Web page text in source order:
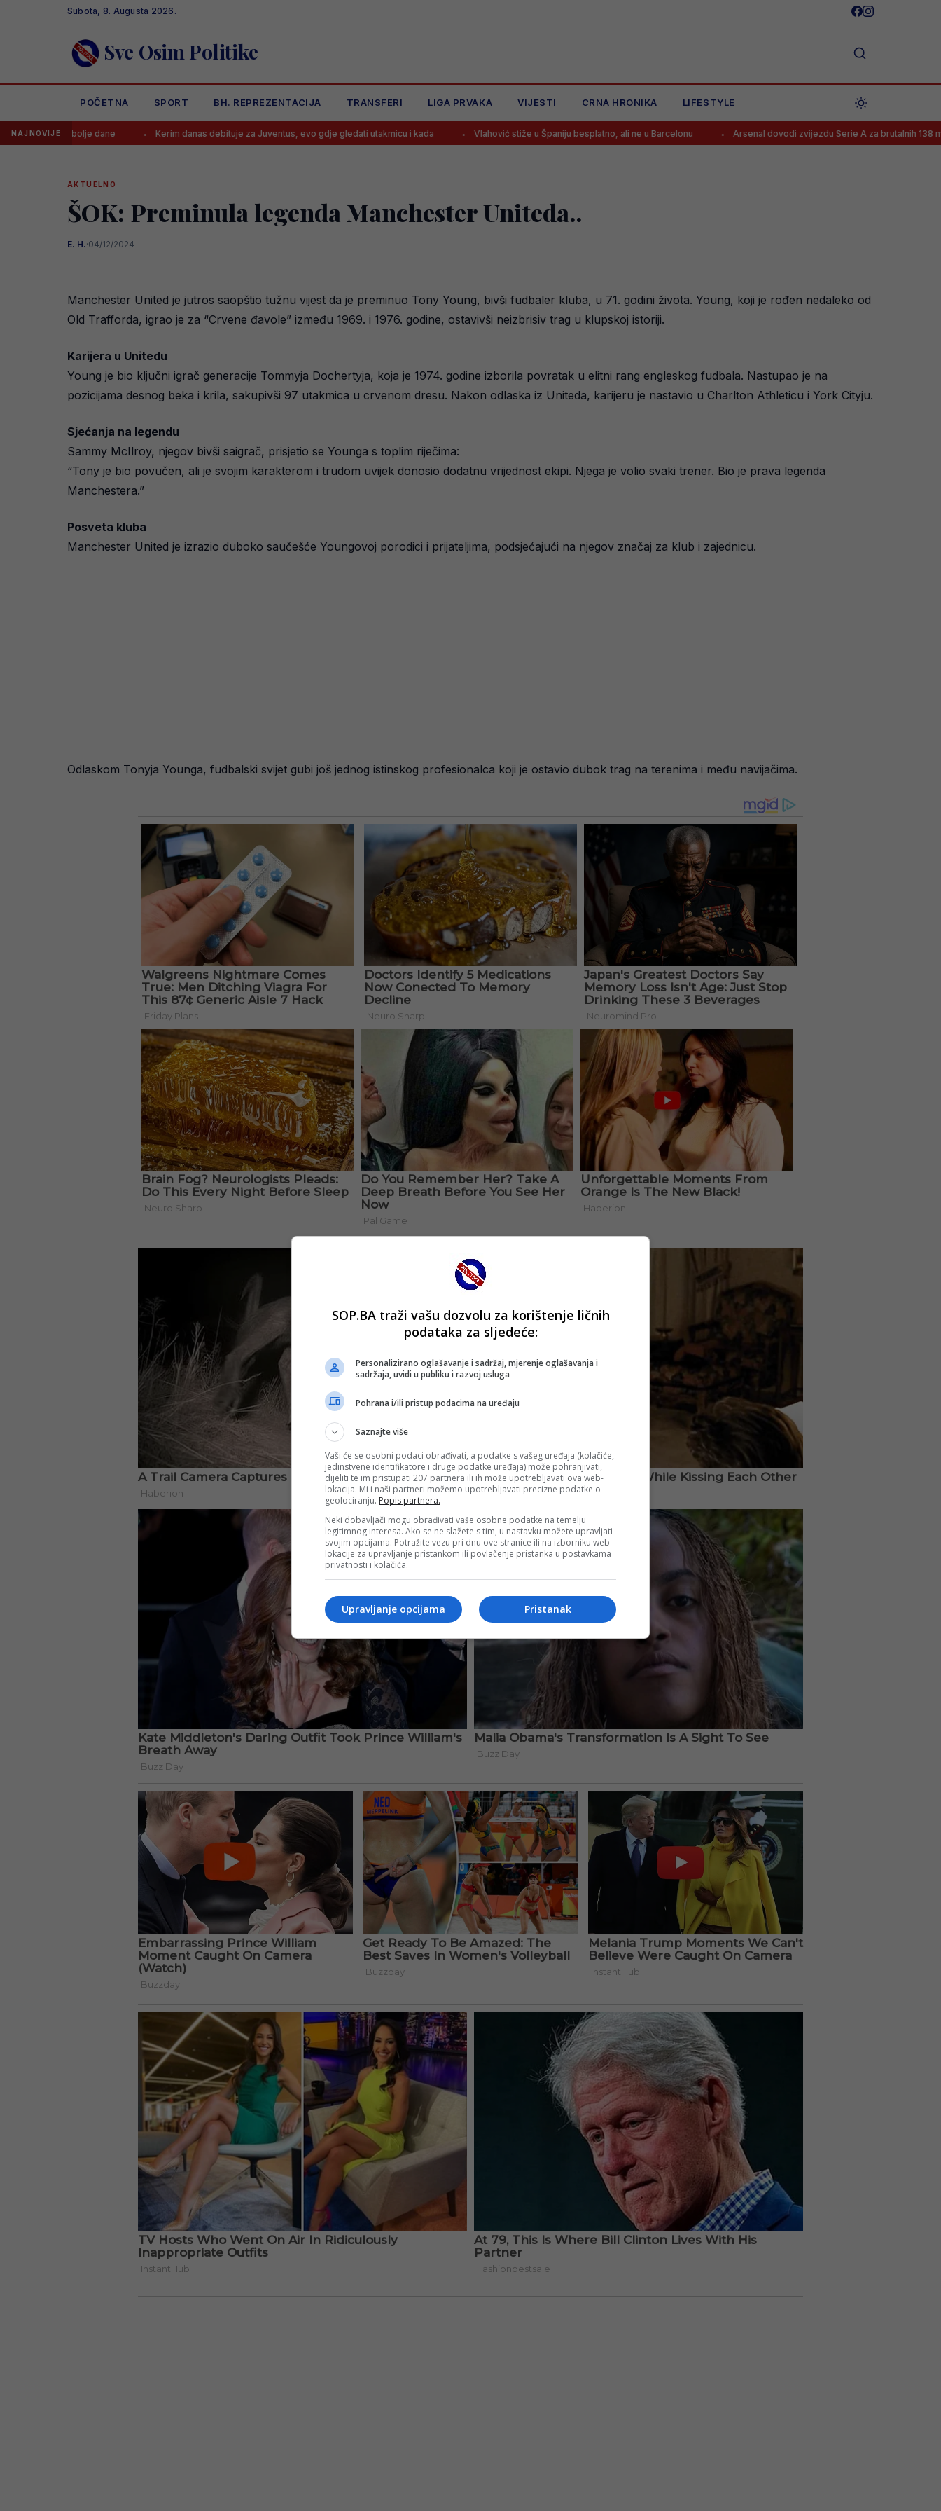
Subota, 8. Augusta 2026.
Sve Osim Politike
POČETNA SPORT BH. REPREZENTACIJA TRANSFERI LIGA PRVAKA VIJESTI CRNA HRONIKA LIFESTYLE
NAJNOVIJE
bolje dane Kerim danas debituje za Juventus, evo gdje gledati utakmicu i kada Vlahović stiže u Španiju besplatno, ali ne u Barcelonu Arsenal dovodi zvijezdu Serie A za brutalnih 138 mil. eura?!
AKTUELNO
ŠOK: Preminula legenda Manchester Uniteda..
E. H.·04/12/2024
Manchester United je jutros saopštio tužnu vijest da je preminuo Tony Young, bivši fudbaler kluba, u 71. godini života. Young, koji je rođen nedaleko od
Old Trafforda, igrao je za “Crvene đavole” između 1969. i 1976. godine, ostavivši neizbrisiv trag u klupskoj istoriji.
Karijera u Unitedu
Young je bio ključni igrač generacije Tommyja Dochertyja, koja je 1974. godine izborila povratak u elitni rang engleskog fudbala. Nastupao je na
pozicijama desnog beka i krila, sakupivši 97 utakmica u crvenom dresu. Nakon odlaska iz Uniteda, karijeru je nastavio u Charlton Athleticu i York Cityju.
Sjećanja na legendu
Sammy McIlroy, njegov bivši saigrač, prisjetio se Younga s toplim riječima:
“Tony je bio povučen, ali je svojim karakterom i trudom uvijek donosio dodatnu vrijednost ekipi. Njega je volio svaki trener. Bio je prava legenda
Manchestera.”
Posveta kluba
Manchester United je izrazio duboko saučešće Youngovoj porodici i prijateljima, podsjećajući na njegov značaj za klub i zajednicu.
Odlaskom Tonyja Younga, fudbalski svijet gubi još jednog istinskog profesionalca koji je ostavio dubok trag na terenima i među navijačima.
SOP.BA traži vašu dozvolu za korištenje ličnih
podataka za sljedeće:
Personalizirano oglašavanje i sadržaj, mjerenje oglašavanja i
sadržaja, uvidi u publiku i razvoj usluga
Pohrana i/ili pristup podacima na uređaju
Saznajte više
Vaši će se osobni podaci obrađivati, a podatke s vašeg uređaja (kolačiće,
jedinstvene identifikatore i druge podatke uređaja) može pohranjivati,
dijeliti te im pristupati 207 partnera ili ih može upotrebljavati ova web-
lokacija. Mi i naši partneri možemo upotrebljavati precizne podatke o
geolociranju. Popis partnera.
Neki dobavljači mogu obrađivati vaše osobne podatke na temelju
legitimnog interesa. Ako se ne slažete s tim, u nastavku možete upravljati
svojim opcijama. Potražite vezu pri dnu ove stranice ili na izborniku web-
lokacije za upravljanje pristankom ili povlačenje pristanka u postavkama
privatnosti i kolačića.
Pristanak
Upravljanje opcijama